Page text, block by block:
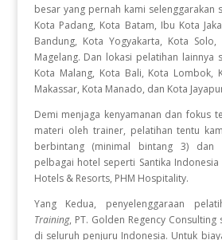
besar yang pernah kami selenggarakan
Kota Padang, Kota Batam, Ibu Kota
Bandung, Kota Yogyakarta, Kota Solo,
Magelang. Dan lokasi pelatihan lainnya
Kota Malang, Kota Bali, Kota Lombok,
Makassar, Kota Manado, dan Kota
Demi menjaga kenyamanan dan fokus
materi oleh trainer, pelatihan tentu
berbintang (minimal bintang 3) dan
pelbagai hotel seperti Santika
Hotels & Resorts, PHM Hospitality.
Yang Kedua, penyelenggaraan
Training, PT. Golden Regency Consulting
di seluruh penjuru Indonesia. Untuk